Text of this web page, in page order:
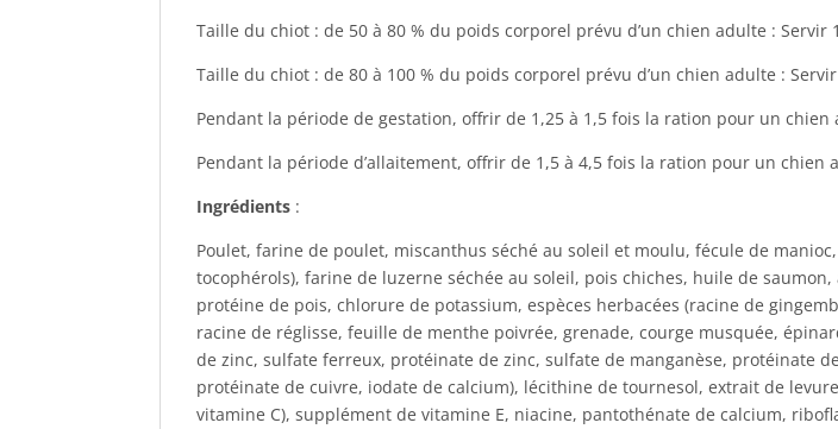
Taille du chiot : de 50 à 80 % du poids corporel prévu d’un chien adulte :
Taille du chiot : de 80 à 100 % du poids corporel prévu d’un chien adulte :
Pendant la période de gestation, offrir de 1,25 à 1,5 fois la ration pour un chien
Pendant la période d’allaitement, offrir de 1,5 à 4,5 fois la ration pour un
Ingrédients :
Poulet, farine de poulet, miscanthus séché au soleil et moulu, fécule de
tocophérols), farine de luzerne séchée au soleil, pois chiches, huile de
protéine de pois, chlorure de potassium, espèces herbacées (racine de
racine de réglisse, feuille de menthe poivrée, grenade, courge musquée,
de zinc, sulfate ferreux, protéinate de zinc, sulfate de manganèse, protéinate
protéinate de cuivre, iodate de calcium), lécithine de tournesol, extrait de
vitamine C), supplément de vitamine E, niacine, pantothénate de calcium,